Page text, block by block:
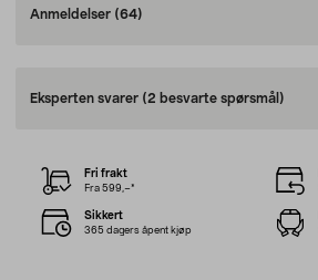
Anmeldelser (64)
Eksperten svarer (2 besvarte spørsmål)
Fri frakt
Fra 599,–*
Sikkert
365 dagers åpent kjøp